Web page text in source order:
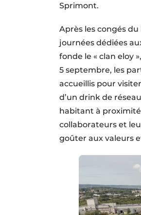
Sprimont.
Après les congés
journées dédiées
fonde le « clan eloy
5 septembre, les
accueillis pour
d’un drink de
habitant à
collaborateurs et
goûter aux valeurs